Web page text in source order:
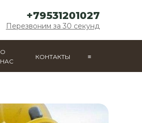
+79531201027
Перезвоним за 30 секунд
О
НАС
КОНТАКТЫ ≡